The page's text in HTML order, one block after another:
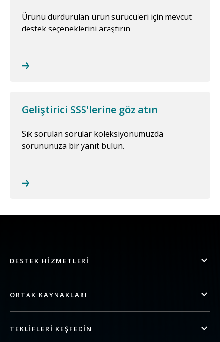
Ürünü durdurulan ürün sürücüleri için mevcut
destek seçeneklerini araştırın.
Geliştirici SSS'lerine göz atın
Sık sorulan sorular koleksiyonumuzda
sorununuza bir yanıt bulun.
DESTEK HIZMETLERI
ORTAK KAYNAKLARI
TEKLIFLERI KEŞFEDIN